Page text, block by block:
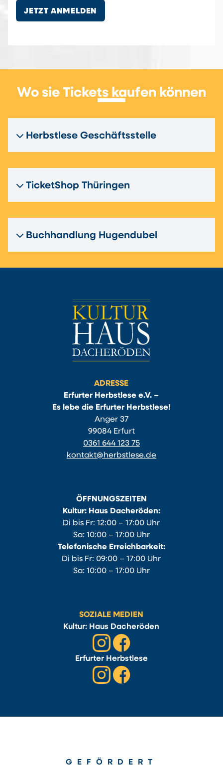
JETZT ANMELDEN
Wo sie Tickets kaufen können
Herbstlese Geschäftsstelle
TicketShop Thüringen
Buchhandlung Hugendubel
ADRESSE
Erfurter Herbstlese e.V. –
Es lebe die Erfurter Herbstlese!
Anger 37
99084 Erfurt
0361 644 123 75
kontakt@herbstlese.de
ÖFFNUNGSZEITEN
Kultur: Haus Dacheröden:
Di bis Fr: 12:00 – 17:00 Uhr
Sa: 10:00 – 17:00 Uhr
Telefonische Erreichbarkeit:
Di bis Fr: 09:00 – 17:00 Uhr
Sa: 10:00 – 17:00 Uhr
SOZIALE MEDIEN
Kultur: Haus Dacheröden
Erfurter Herbstlese
GEFÖRDERT